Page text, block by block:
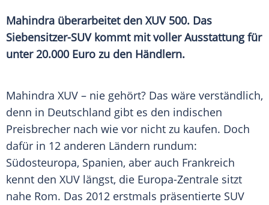
Mahindra überarbeitet den XUV 500. Das
Siebensitzer-SUV kommt mit voller Ausstattung für
unter 20.000 Euro zu den Händlern.
Mahindra XUV – nie gehört? Das wäre verständlich,
denn in Deutschland gibt es den indischen
Preisbrecher nach wie vor nicht zu kaufen. Doch
dafür in 12 anderen Ländern rundum:
Südosteuropa, Spanien, aber auch Frankreich
kennt den XUV längst, die Europa-Zentrale sitzt
nahe Rom. Das 2012 erstmals präsentierte SUV